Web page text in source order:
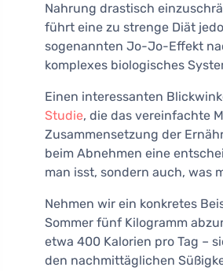
Nahrung drastisch
führt eine zu strenge Diät
sogenannten Jo-Jo-Effekt
komplexes biologisches
Einen interessanten
Studie, die das vereinfachte
Zusammensetzung der
beim Abnehmen eine
man isst, sondern auch, was
Nehmen wir ein konkretes
Sommer fünf Kilogramm
etwa 400 Kalorien pro Tag –
den nachmittäglichen